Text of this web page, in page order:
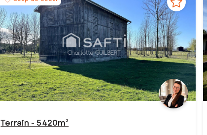
Terrain - 5 420m²